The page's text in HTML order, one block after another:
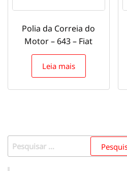
Polia da Correia do
Motor – 643 – Fiat
Leia mais
Pesquisar